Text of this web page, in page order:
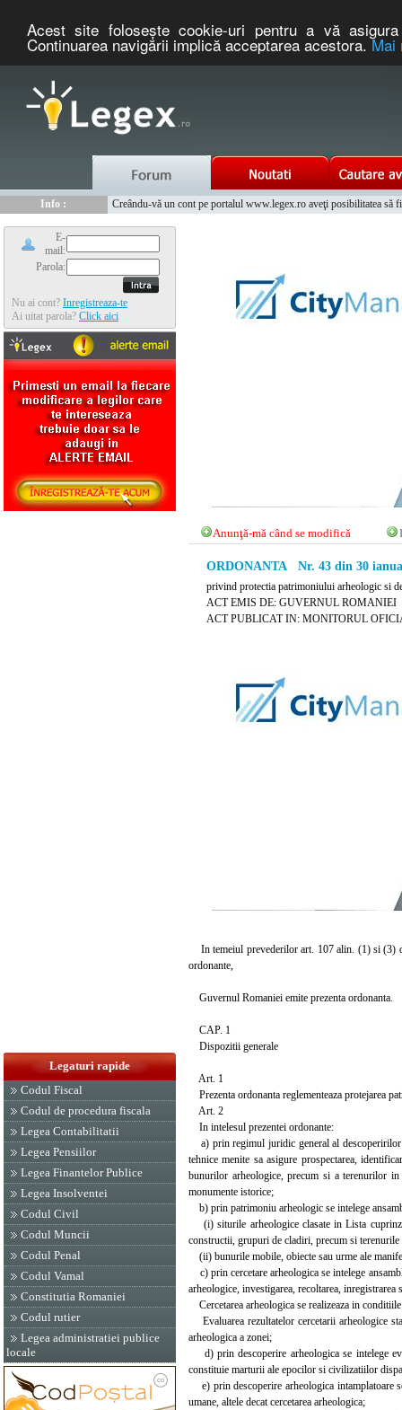
Acest site foloseşte cookie-uri pentru a vă
Continuarea navigării implică acceptarea acestora.Mai
Info :
www.tntauto.ro - Managementul Integrat al Parcului Auto
E-
mail:
Parola:
Nu ai cont? Inregistreaza-te
Ai uitat parola? Click aici
Legaturi rapide
Codul Fiscal
Codul de procedura fiscala
Legea Contabilitatii
Legea Pensiilor
Legea Finantelor Publice
Legea Insolventei
Codul Civil
Codul Muncii
Codul Penal
Codul Vamal
Constitutia Romaniei
Codul rutier
Legea administratiei publice
locale
Anunţă-mă când se modifică
ORDONANTA Nr. 43 din 30
privind protectia patrimoniului arheologic si
ACT EMIS DE: GUVERNUL ROMANIEI
ACT PUBLICAT IN: MONITORUL
In temeiul prevederilor art. 107 alin. (1) si (3)
ordonante,
Guvernul Romaniei emite prezenta ordonanta.
CAP. 1
Dispozitii generale
Art. 1
Prezenta ordonanta reglementeaza protejarea
Art. 2
In intelesul prezentei ordonante:
a) prin regimul juridic general al descoperirilor
tehnice menite sa asigure prospectarea,
bunurilor arheologice, precum si a terenurilor in
monumente istorice;
b) prin patrimoniu arheologic se intelege
(i) siturile arheologice clasate in Lista
constructii, grupuri de cladiri, precum si
(ii) bunurile mobile, obiecte sau urme ale
c) prin cercetare arheologica se intelege
arheologice, investigarea, recoltarea,
Cercetarea arheologica se realizeaza in
Evaluarea rezultatelor cercetarii arheologice
arheologica a zonei;
d) prin descoperire arheologica se intelege
constituie marturii ale epocilor si civilizatiilor
e) prin descoperire arheologica intamplatoare
umane, altele decat cercetarea arheologica;